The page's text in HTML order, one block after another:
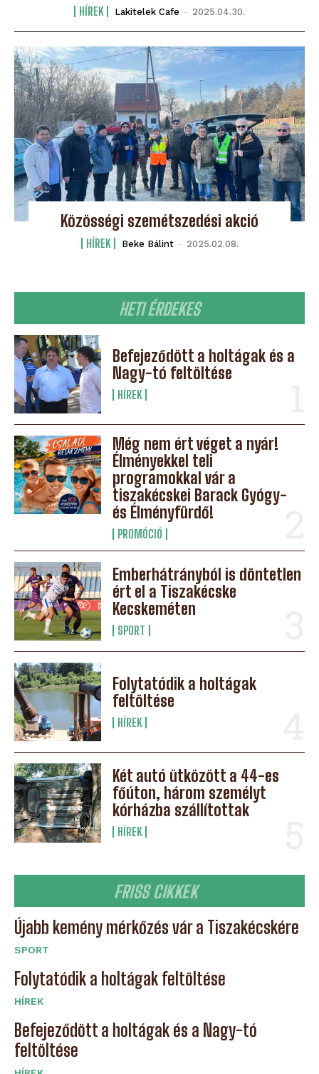
HETI ÉRDEKES
Befejeződött a holtágak és a
Nagy-tó feltöltése
HÍREK
Még nem ért véget a nyár!
Élményekkel teli
programokkal vár a
tiszakécskei Barack Gyógy-
és Élményfürdő!
PROMÓCIÓ
Emberhátrányból is döntetlen
ért el a Tiszakécske
Kecskeméten
SPORT
Folytatódik a holtágak
feltöltése
HÍREK
Két autó ütközött a 44-es
főúton, három személyt
kórházba szállítottak
HÍREK
FRISS CIKKEK
Újabb kemény mérkőzés vár a Tiszakécskére
SPORT
Folytatódik a holtágak feltöltése
HÍREK
Befejeződött a holtágak és a Nagy-tó
feltöltése
HÍREK Lakitelek Cafe - 2025.04.30.
Közösségi szemétszedési akció
HÍREK Beke Bálint - 2025.02.08.